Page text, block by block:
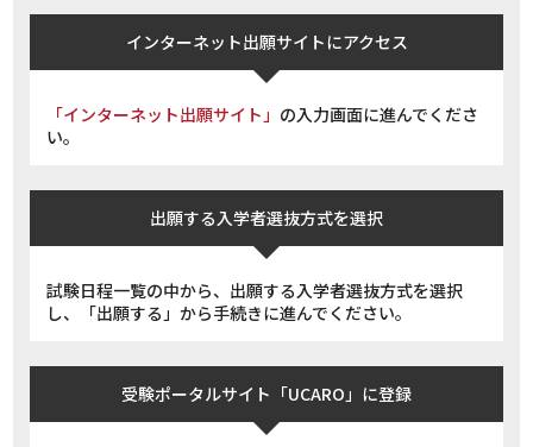
インターネット出願サイトにアクセス
「インターネット出願サイト」 の入力画面に進んでくださ
い。
出願する入学者選抜方式を選択
試験日程一覧の中から、出願する入学者選抜方式を選択
し、「出願する」から手続きに進んでください。
受験ポータルサイト 「UCARO」に登録